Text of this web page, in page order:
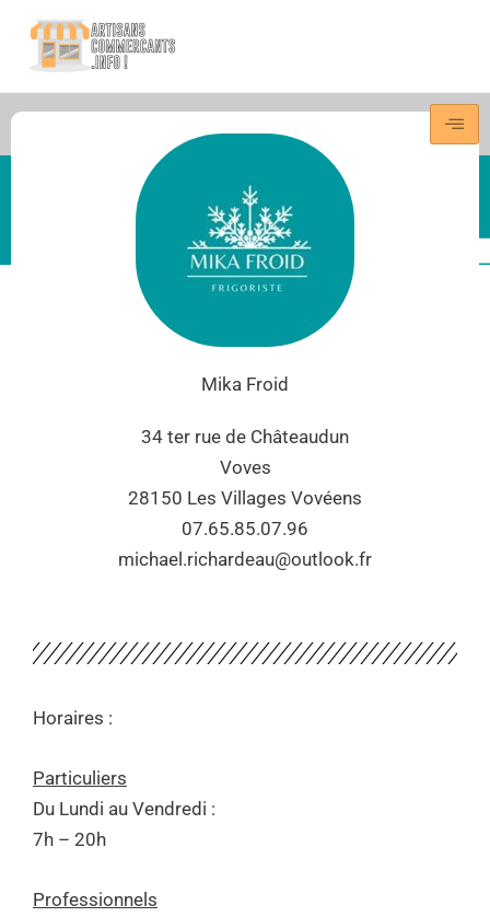
contenu
Mika Froid
34 ter rue de Châteaudun
Voves
28150 Les Villages Vovéens
07.65.85.07.96
michael.richardeau@outlook.fr
Horaires :
Particuliers
Du Lundi au Vendredi :
7h – 20h
Professionnels